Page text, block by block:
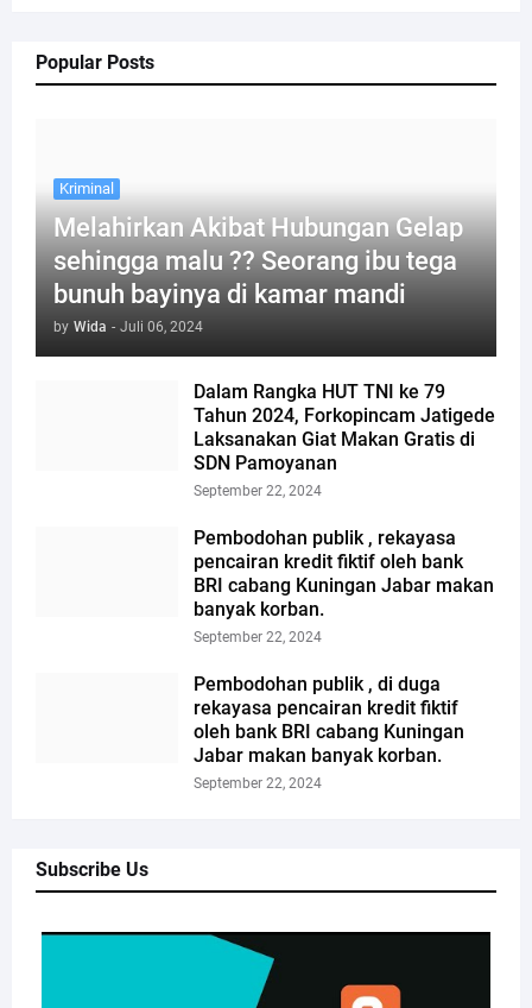
Popular Posts
Kriminal
Melahirkan Akibat Hubungan Gelap
sehingga malu ?? Seorang ibu tega
bunuh bayinya di kamar mandi
by Wida - Juli 06, 2024
Dalam Rangka HUT TNI ke 79
Tahun 2024, Forkopincam Jatigede
Laksanakan Giat Makan Gratis di
SDN Pamoyanan
September 22, 2024
Pembodohan publik , rekayasa
pencairan kredit fiktif oleh bank
BRI cabang Kuningan Jabar makan
banyak korban.
September 22, 2024
Pembodohan publik , di duga
rekayasa pencairan kredit fiktif
oleh bank BRI cabang Kuningan
Jabar makan banyak korban.
September 22, 2024
Subscribe Us